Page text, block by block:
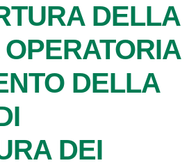
DELLA
DELLA
DEI